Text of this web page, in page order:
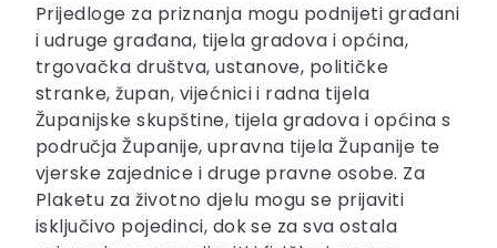
Prijedloge za priznanja mogu podnijeti građani
i udruge građana, tijela gradova i općina,
trgovačka društva, ustanove, političke
stranke, župan, vijećnici i radna tijela
Županijske skupštine, tijela gradova i općina s
područja Županije, upravna tijela Županije te
vjerske zajednice i druge pravne osobe. Za
Plaketu za životno djelu mogu se prijaviti
isključivo pojedinci, dok se za sva ostala